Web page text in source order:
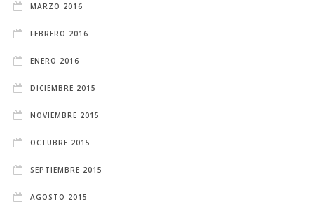
MARZO 2016
FEBRERO 2016
ENERO 2016
DICIEMBRE 2015
NOVIEMBRE 2015
OCTUBRE 2015
SEPTIEMBRE 2015
AGOSTO 2015